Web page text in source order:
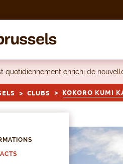
quotidiennement enrichi de
CLUBS KOKORO KUMI